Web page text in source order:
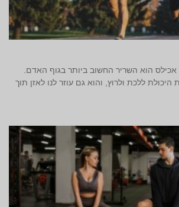
אכילס הוא השריר החשוב ביותר בגוף האדם.
ללכת ולרוץ, והוא גם עוזר לנו לאזן תוך